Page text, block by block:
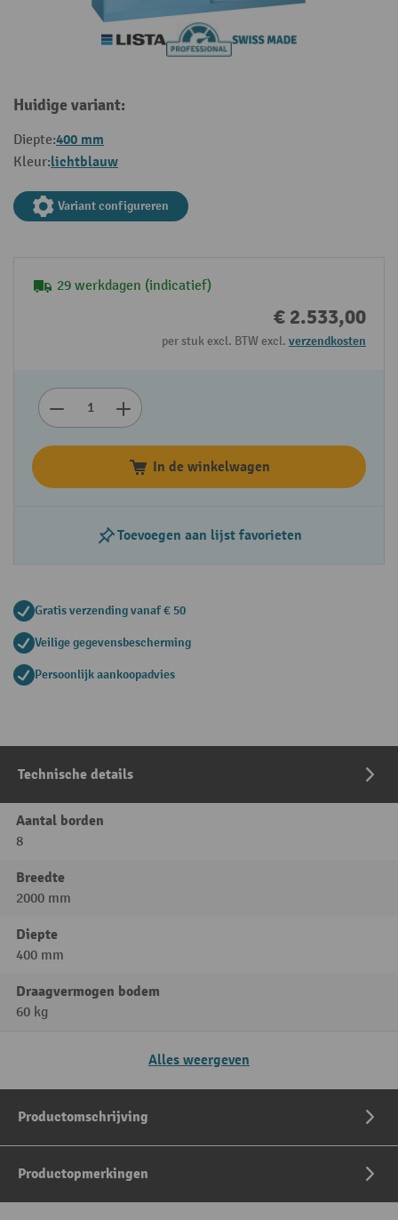
Huidige variant:
Diepte:400 mm
Kleur:lichtblauw
Variant configureren
29 werkdagen (indicatief)
€ 2.533,00
per stuk excl. BTW excl. verzendkosten
In de winkelwagen
Toevoegen aan lijst favorieten
Gratis verzending vanaf € 50
Veilige gegevensbescherming
Persoonlijk aankoopadvies
Technische details
Aantal borden
8
Breedte
2000 mm
Diepte
400 mm
Draagvermogen bodem
60 kg
Alles weergeven
Productomschrijving
Productopmerkingen